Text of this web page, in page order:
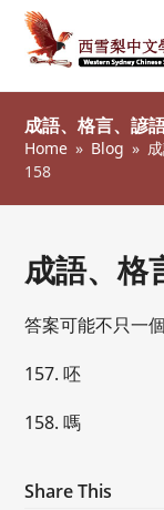
成語、格言、諺
Home » Blog »
158
成語、格
答案可能不只一
157. 呸
158. 嗎
Share This